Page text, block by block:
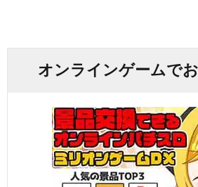
オンラインゲームで